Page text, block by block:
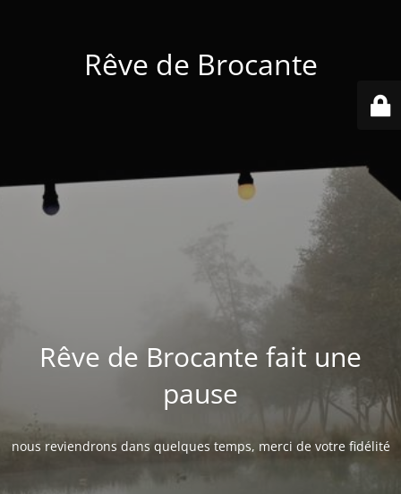
Rêve de Brocante
Rêve de Brocante fait une
pause
nous reviendrons dans quelques temps, merci de votre fidélité